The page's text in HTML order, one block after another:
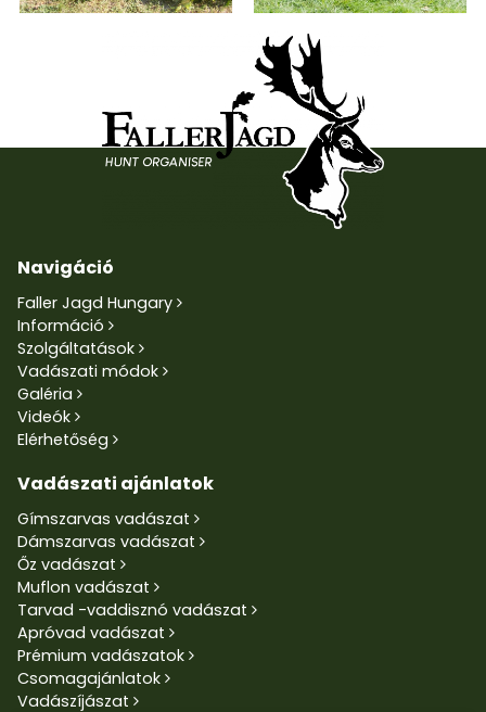
Navigáció
Faller Jagd Hungary
Információ
Szolgáltatások
Vadászati módok
Galéria
Videók
Elérhetőség
Vadászati ajánlatok
Gímszarvas vadászat
Dámszarvas vadászat
Őz vadászat
Muflon vadászat
Tarvad -vaddisznó vadászat
Apróvad vadászat
Prémium vadászatok
Csomagajánlatok
Vadászíjászat